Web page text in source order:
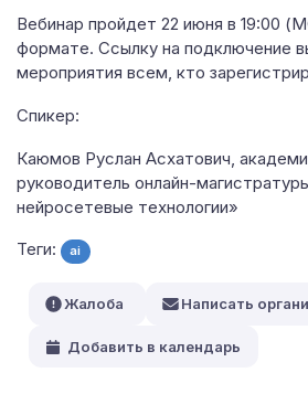
Вебинар пройдет 22 июня в 19:00
формате. Ссылку на подключение
мероприятия всем, кто
Спикер:
Каюмов Руслан Асхатович,
руководитель онлайн-
нейросетевые технологии»
Теги: ai
Жалоба Написать
Добавить в календарь